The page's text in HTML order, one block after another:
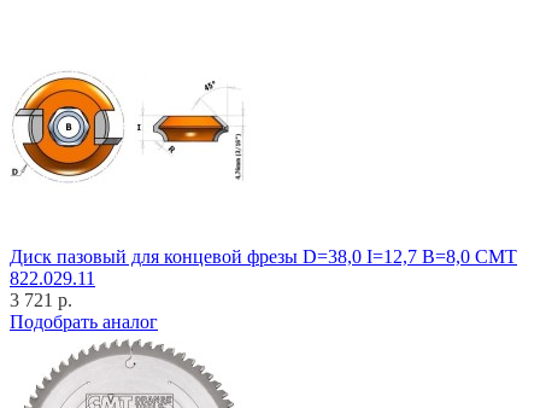
Диск пазовый для концевой фрезы D=38,0 I=12,7 B=8,0 CMT
822.029.11
3 721 р.
Подобрать аналог